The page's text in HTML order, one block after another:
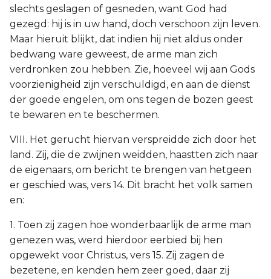
slechts geslagen of gesneden, want God had
gezegd: hij is in uw hand, doch verschoon zijn leven.
Maar hieruit blijkt, dat indien hij niet aldus onder
bedwang ware geweest, de arme man zich
verdronken zou hebben. Zie, hoeveel wij aan Gods
voorzienigheid zijn verschuldigd, en aan de dienst
der goede engelen, om ons tegen de bozen geest
te bewaren en te beschermen.
VIII. Het gerucht hiervan verspreidde zich door het
land. Zij, die de zwijnen weidden, haastten zich naar
de eigenaars, om bericht te brengen van hetgeen
er geschied was, vers 14. Dit bracht het volk samen
en:
1. Toen zij zagen hoe wonderbaarlijk de arme man
genezen was, werd hierdoor eerbied bij hen
opgewekt voor Christus, vers 15. Zij zagen de
bezetene, en kenden hem zeer goed, daar zij